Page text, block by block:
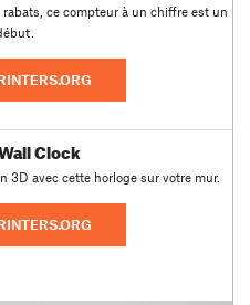
ce compteur à un chiffre est un
Clock
3D avec cette horloge sur votre mur.